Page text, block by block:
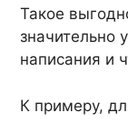
Такое
значительно
написания и
К примеру,